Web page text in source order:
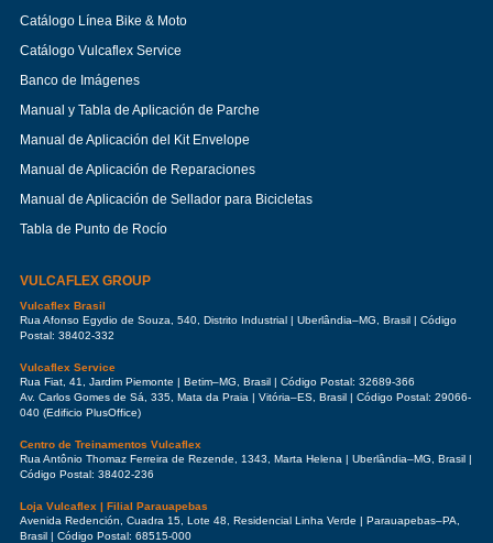
Catálogo Línea Bike & Moto
Catálogo Vulcaflex Service
Banco de Imágenes
Manual y Tabla de Aplicación de Parche
Manual de Aplicación del Kit Envelope
Manual de Aplicación de Reparaciones
Manual de Aplicación de Sellador para Bicicletas
Tabla de Punto de Rocío
VULCAFLEX GROUP
Vulcaflex Brasil
Rua Afonso Egydio de Souza, 540, Distrito Industrial | Uberlândia–MG, Brasil | Código
Postal: 38402-332
Vulcaflex Service
Rua Fiat, 41, Jardim Piemonte | Betim–MG, Brasil | Código Postal: 32689-366
Av. Carlos Gomes de Sá, 335, Mata da Praia | Vitória–ES, Brasil | Código Postal: 29066-
040 (Edificio PlusOffice)
Centro de Treinamentos Vulcaflex
Rua Antônio Thomaz Ferreira de Rezende, 1343, Marta Helena | Uberlândia–MG, Brasil |
Código Postal: 38402-236
Loja Vulcaflex | Filial Parauapebas
Avenida Redención, Cuadra 15, Lote 48, Residencial Linha Verde | Parauapebas–PA,
Brasil | Código Postal: 68515-000